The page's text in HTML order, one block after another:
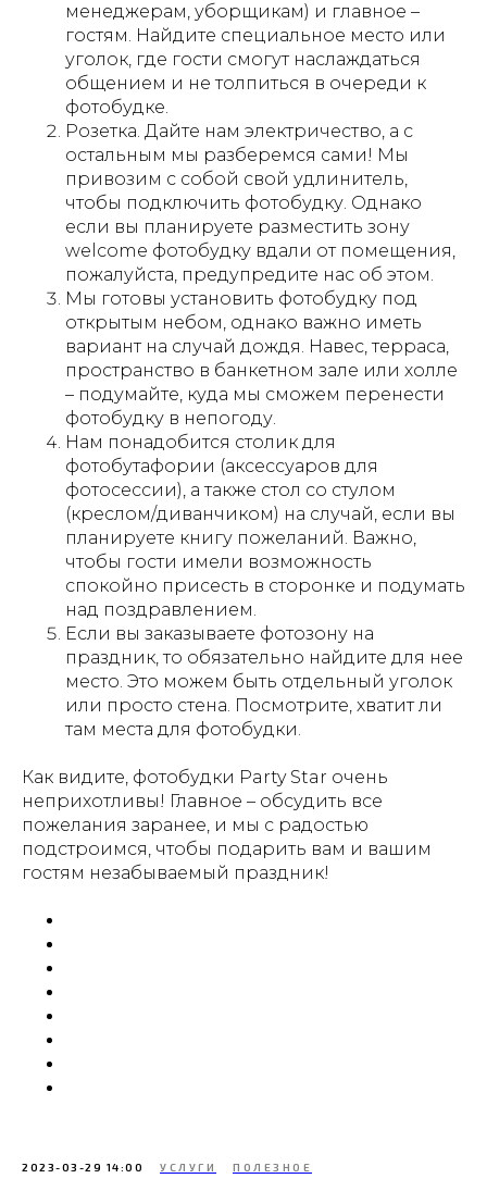
менеджерам, уборщикам) и главное –
гостям. Найдите специальное место или
уголок, где гости смогут наслаждаться
общением и не толпиться в очереди к
фотобудке.
Розетка. Дайте нам электричество, а с
остальным мы разберемся сами! Мы
привозим с собой свой удлинитель,
чтобы подключить фотобудку. Однако
если вы планируете разместить зону
welcome фотобудку вдали от помещения,
пожалуйста, предупредите нас об этом.
Мы готовы установить фотобудку под
открытым небом, однако важно иметь
вариант на случай дождя. Навес, терраса,
пространство в банкетном зале или холле
– подумайте, куда мы сможем перенести
фотобудку в непогоду.
Нам понадобится столик для
фотобутафории (аксессуаров для
фотосессии), а также стол со стулом
(креслом/диванчиком) на случай, если вы
планируете книгу пожеланий. Важно,
чтобы гости имели возможность
спокойно присесть в сторонке и подумать
над поздравлением.
Если вы заказываете фотозону на
праздник, то обязательно найдите для нее
место. Это можем быть отдельный уголок
или просто стена. Посмотрите, хватит ли
там места для фотобудки.
Как видите, фотобудки Party Star очень
неприхотливы! Главное – обсудить все
пожелания заранее, и мы с радостью
подстроимся, чтобы подарить вам и вашим
гостям незабываемый праздник!
2023-03-29 14:00 УСЛУГИ ПОЛЕЗНОЕ